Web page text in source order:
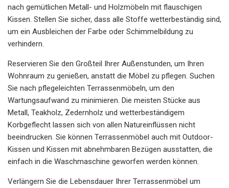
nach gemütlichen Metall- und Holzmöbeln mit flauschigen
Kissen. Stellen Sie sicher, dass alle Stoffe wetterbeständig sind,
um ein Ausbleichen der Farbe oder Schimmelbildung zu
verhindern.
Reservieren Sie den Großteil Ihrer Außenstunden, um Ihren
Wohnraum zu genießen, anstatt die Möbel zu pflegen. Suchen
Sie nach pflegeleichten Terrassenmöbeln, um den
Wartungsaufwand zu minimieren. Die meisten Stücke aus
Metall, Teakholz, Zedernholz und wetterbeständigem
Korbgeflecht lassen sich von allen Natureinflüssen nicht
beeindrucken. Sie können Terrassenmöbel auch mit Outdoor-
Kissen und Kissen mit abnehmbaren Bezügen ausstatten, die
einfach in die Waschmaschine geworfen werden können.
Verlängern Sie die Lebensdauer Ihrer Terrassenmöbel um